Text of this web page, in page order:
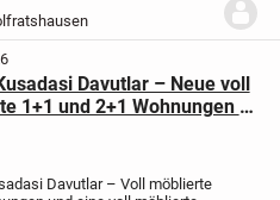
Raum hat 2 Fenster, Zufahrt
Davutlar – Neue voll
1+1 und 2+1 Wohnungen zu
Davutlar – Voll möblierte